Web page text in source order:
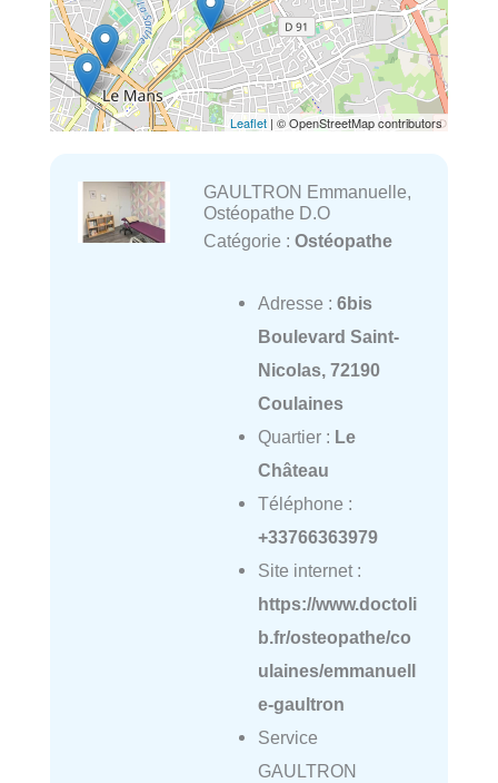
Leaflet | © OpenStreetMap contributors
GAULTRON Emmanuelle,
Ostéopathe D.O
Catégorie : Ostéopathe
Adresse : 6bis
Boulevard Saint-
Nicolas, 72190
Coulaines
Quartier : Le
Château
Téléphone :
+33766363979
Site internet :
https://www.doctoli
b.fr/osteopathe/co
ulaines/emmanuell
e-gaultron
Service
GAULTRON